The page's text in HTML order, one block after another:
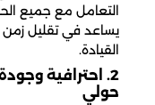
التعامل مع جميع
يساعد في تقليل زمن
القيادة.
2. احترافية
حولي